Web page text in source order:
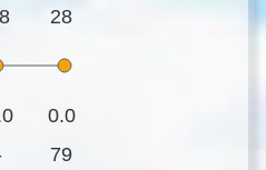
28
0.0
79